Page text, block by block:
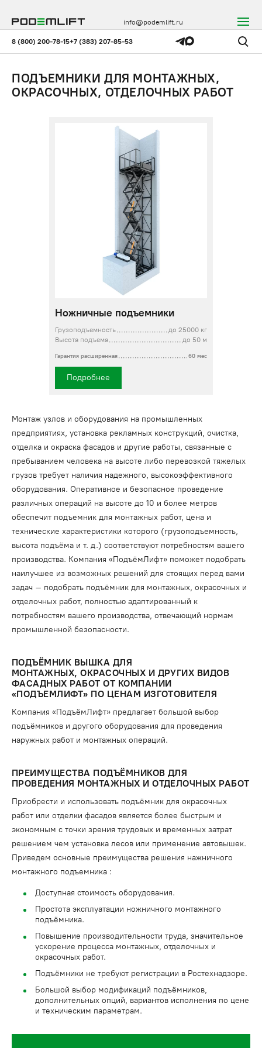
8 (800) 200-78-15+7 (383) 207-85-53
info@podemlift.ru
ПОДЪЕМНИКИ ДЛЯ МОНТАЖНЫХ,
ОКРАСОЧНЫХ, ОТДЕЛОЧНЫХ РАБОТ
Ножничные подъемники
Грузоподъемность
до 25000 кг
Высота подъема
до 50 м
Гарантия расширенная 60 мес
Подробнее
Монтаж узлов и оборудования на промышленных
предприятиях, установка рекламных конструкций, очистка,
отделка и окраска фасадов и другие работы, связанные с
пребыванием человека на высоте либо перевозкой тяжелых
грузов требует наличия надежного, высокоэффективного
оборудования. Оперативное и безопасное проведение
различных операций на высоте до 10 и более метров
обеспечит подъемник для монтажных работ, цена и
технические характеристики которого (грузоподъемность,
высота подъёма и т. д.) соответствуют потребностям вашего
производства. Компания «ПодъёмЛифт» поможет подобрать
наилучшее из возможных решений для стоящих перед вами
задач – подобрать подъёмник для монтажных, окрасочных и
отделочных работ, полностью адаптированный к
потребностям вашего производства, отвечающий нормам
промышленной безопасности.
ПОДЪЁМНИК ВЫШКА ДЛЯ
МОНТАЖНЫХ, ОКРАСОЧНЫХ И ДРУГИХ ВИДОВ
ФАСАДНЫХ РАБОТ ОТ КОМПАНИИ
«ПОДЪЕМЛИФТ» ПО ЦЕНАМ ИЗГОТОВИТЕЛЯ
Компания «ПодъёмЛифт» предлагает большой выбор
подъёмников и другого оборудования для проведения
наружных работ и монтажных операций.
ПРЕИМУЩЕСТВА ПОДЪЁМНИКОВ ДЛЯ
ПРОВЕДЕНИЯ МОНТАЖНЫХ И ОТДЕЛОЧНЫХ РАБОТ
Приобрести и использовать подъёмник для окрасочных
работ или отделки фасадов является более быстрым и
экономным с точки зрения трудовых и временных затрат
решением чем установка лесов или применение автовышек.
Приведем основные преимущества решения нажничного
монтажного подъемника :
Доступная стоимость оборудования.
Простота эксплуатации ножничного монтажного
подъёмника.
Повышение производительности труда, значительное
ускорение процесса монтажных, отделочных и
окрасочных работ.
Подъёмники не требуют регистрации в Ростехнадзоре.
Большой выбор модификаций подъёмников,
дополнительных опций, вариантов исполнения по цене
и техническим параметрам.